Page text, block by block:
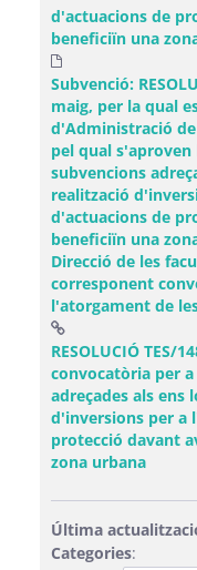
d'actuacions de
beneficiïn una
Subvenció:
maig, per la qual
d'Administració
pel qual s'aproven
subvencions
realització
d'actuacions de
beneficiïn una
Direcció de les
corresponent
l'atorgament de
RESOLUCIÓ TES/
convocatòria per
adreçades als ens
d'inversions per a
protecció davant
zona urbana(Obre
Última
Categories: